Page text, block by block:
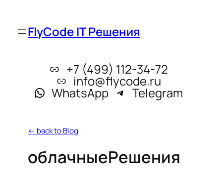
FlyCode IT Решения
+7 (499) 112-34-72
info@flycode.ru
WhatsApp Telegram
← back to Blog
облачныеРешения